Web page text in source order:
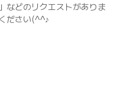
などのリクエストがありま
ださい(^^♪